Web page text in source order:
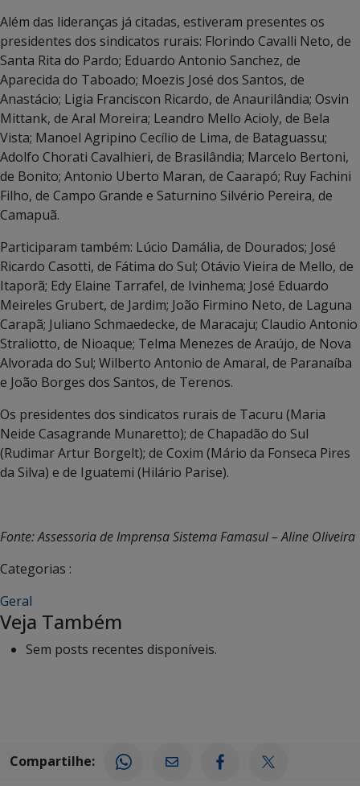
Além das lideranças já citadas, estiveram presentes os
presidentes dos sindicatos rurais: Florindo Cavalli Neto, de
Santa Rita do Pardo; Eduardo Antonio Sanchez, de
Aparecida do Taboado; Moezis José dos Santos, de
Anastácio; Ligia Franciscon Ricardo, de Anaurilândia; Osvin
Mittank, de Aral Moreira; Leandro Mello Acioly, de Bela
Vista; Manoel Agripino Cecílio de Lima, de Bataguassu;
Adolfo Chorati Cavalhieri, de Brasilândia; Marcelo Bertoni,
de Bonito; Antonio Uberto Maran, de Caarapó; Ruy Fachini
Filho, de Campo Grande e Saturnino Silvério Pereira, de
Camapuã.
Participaram também: Lúcio Damália, de Dourados; José
Ricardo Casotti, de Fátima do Sul; Otávio Vieira de Mello, de
Itaporã; Edy Elaine Tarrafel, de Ivinhema; José Eduardo
Meireles Grubert, de Jardim; João Firmino Neto, de Laguna
Carapã; Juliano Schmaedecke, de Maracaju; Claudio Antonio
Straliotto, de Nioaque; Telma Menezes de Araújo, de Nova
Alvorada do Sul; Wilberto Antonio de Amaral, de Paranaíba
e João Borges dos Santos, de Terenos.
Os presidentes dos sindicatos rurais de Tacuru (Maria
Neide Casagrande Munaretto); de Chapadão do Sul
(Rudimar Artur Borgelt); de Coxim (Mário da Fonseca Pires
da Silva) e de Iguatemi (Hilário Parise).
Fonte: Assessoria de Imprensa Sistema Famasul – Aline Oliveira
Categorias :
Geral
Veja Também
Sem posts recentes disponíveis.
Compartilhe: